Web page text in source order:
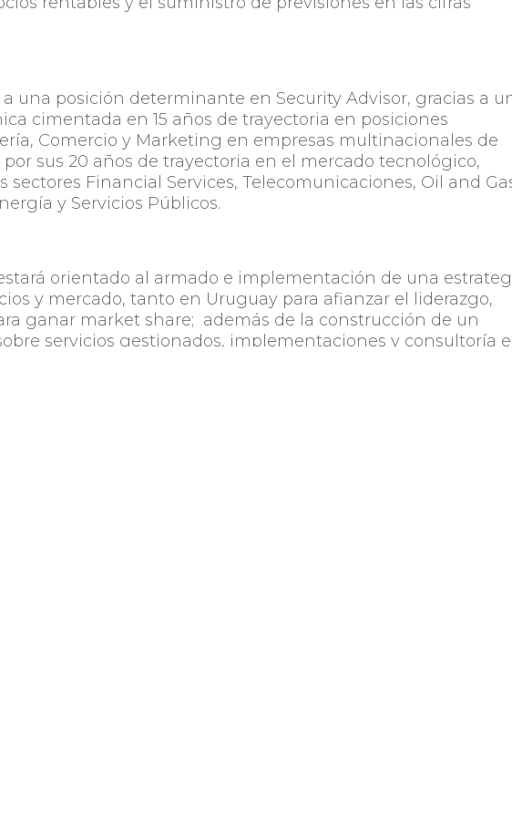
una posición determinante en Security Advisor, gracias a
cimentada en 15 años de trayectoria en posiciones
Comercio y Marketing en empresas multinacionales de
sus 20 años de trayectoria en el mercado tecnológico,
sectores Financial Services, Telecomunicaciones, Oil and
y Servicios Públicos.
orientado al armado e implementación de una
y mercado, tanto en Uruguay para afianzar el liderazgo,
ganar market share; además de la construcción de un
servicios gestionados, implementaciones y consultoría